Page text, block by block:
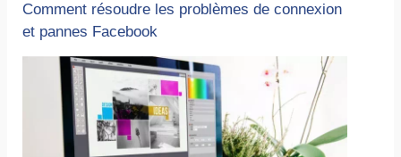
Comment résoudre les problèmes de connexion
et pannes Facebook